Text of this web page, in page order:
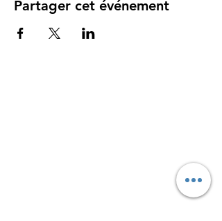
Partager cet événement